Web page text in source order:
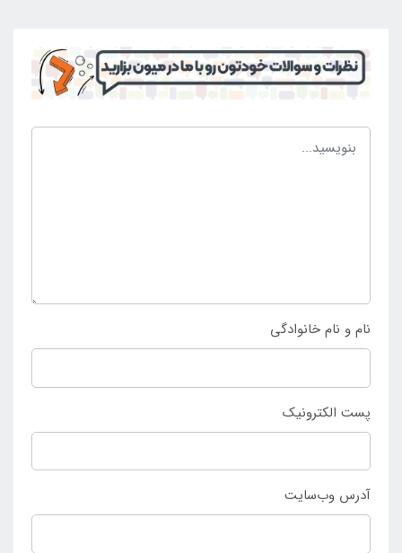
ایمن و استوار به وسیله چادر مسافرتی مد نظر ایجاد می
شود که می تواند در برابر بارش نیز مقاومت داشته باشد.
است که آب و رطوبت به داخل آن نفوذ نمی کند و می
نفره 68084 از
فروشگاه اینتکس ایرانانجام می شود.
نام و نام خانوادگی
پست الکترونیک
آدرس وب‌سایت